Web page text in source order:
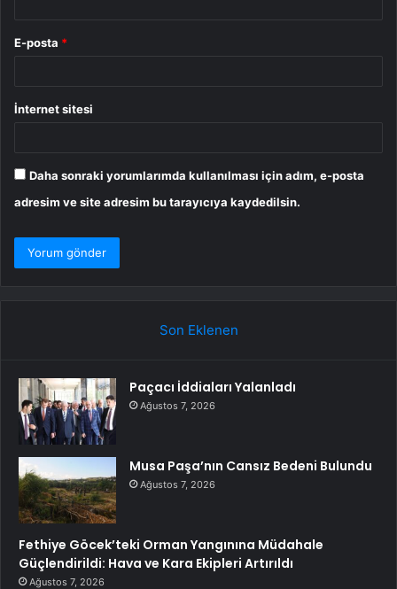
E-posta *
İnternet sitesi
Daha sonraki yorumlarımda kullanılması için adım, e-posta
adresim ve site adresim bu tarayıcıya kaydedilsin.
Son Eklenen
Paçacı İddiaları Yalanladı
Ağustos 7, 2026
Musa Paşa’nın Cansız Bedeni Bulundu
Ağustos 7, 2026
Fethiye Göcek’teki Orman Yangınına Müdahale
Güçlendirildi: Hava ve Kara Ekipleri Artırıldı
Ağustos 7, 2026